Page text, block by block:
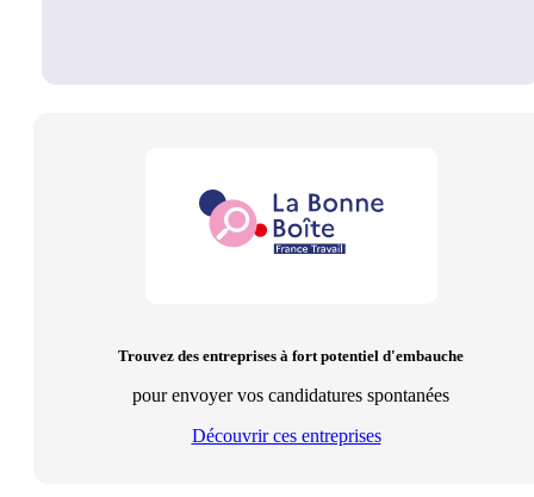
Trouvez des entreprises à fort potentiel d'embauche
pour envoyer vos candidatures spontanées
Découvrir ces entreprises